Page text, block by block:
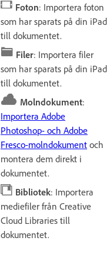
Foton: Importera foton
som har sparats på din iPad
till dokumentet.
Filer: Importera filer
som har sparats på din iPad
till dokumentet.
Molndokument:
Importera Adobe
Photoshop- och Adobe
Fresco-molndokument och
montera dem direkt i
dokumentet.
Bibliotek: Importera
mediefiler från Creative
Cloud Libraries till
dokumentet.